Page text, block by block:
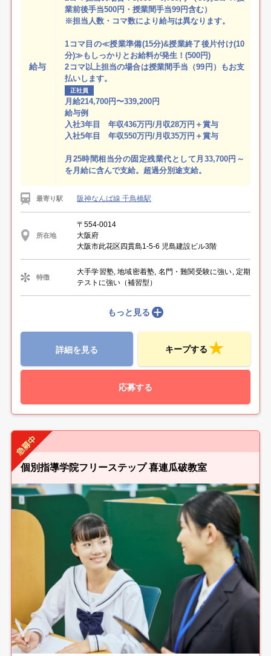
給与
業前後手当500円・授業間手当99円含む）
※担当人数・コマ数により給与は異なります。
1コマ目の≪授業準備(15分)&授業終了後片付け(10
分)≫もしっかりとお給料が発生！(500円)
2コマ以上担当の場合は授業間手当（99円）もお支
払いします。
正社員
月給214,700円〜339,200円
給与例
入社3年目 年収436万円/月収28万円＋賞与
入社5年目 年収550万円/月収35万円＋賞与
月25時間相当分の固定残業代として月33,700円～
を月給に含んで支給。超過分別途支給。
最寄り駅 阪神なんば線 千鳥橋駅
所在地
〒554-0014
大阪府
大阪市此花区四貫島1-5-6 児島建設ビル3階
特徴
大手学習塾, 地域密着塾, 名門・難関受験に強い, 定期
テストに強い（補習型）
もっと見る
詳細を見る キープする
応募する
個別指導学院フリーステップ 喜連瓜破教室